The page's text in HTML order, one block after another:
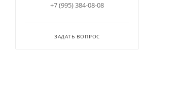
+7 (995) 384-08-08
ЗАДАТЬ ВОПРОС